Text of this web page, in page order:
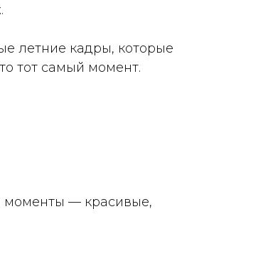
летние кадры, которые
тот самый момент.
моменты — красивые,